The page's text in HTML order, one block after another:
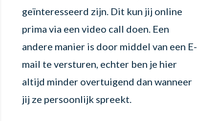
geïnteresseerd zijn. Dit kun jij online
prima via een video call doen. Een
andere manier is door middel van een E-
mail te versturen, echter ben je hier
altijd minder overtuigend dan wanneer
jij ze persoonlijk spreekt.